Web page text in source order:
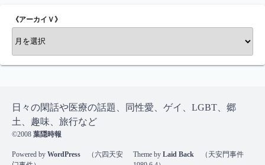
《アーカイＶ》
ア
Ｖ
》
日々の閑話や医療の話題、同性愛、ゲイ、LGBT、郷
土、趣味、旅行など
©2008 葉隠時報
Powered by WordPress （六四天安
Theme by Laid Back（天安門事件